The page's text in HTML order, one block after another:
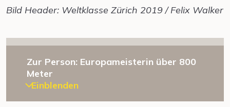
Bild Header: Weltklasse Zürich 2019 / Felix Walker
Zur Person: Europameisterin über 800
Meter
Einblenden